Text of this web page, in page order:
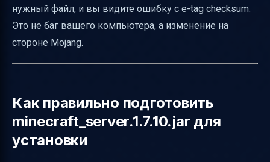
нужный файл, и вы видите ошибку с e-tag checksum.
Это не баг вашего компьютера, а изменение на
стороне Mojang.
Как правильно подготовить
minecraft_server.1.7.10.jar для
установки